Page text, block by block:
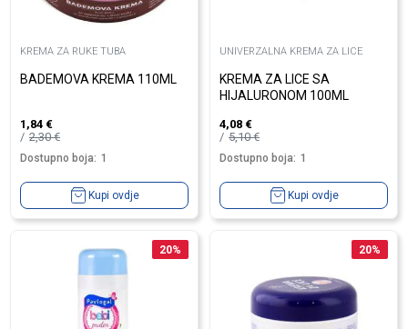
KREMA ZA RUKE TUBA
BADEMOVA KREMA 110ML
1,84 €
2,30€
Dostupno boja: 1
Kupi ovdje
UNIVERZALNA KREMA ZA LICE
KREMA ZA LICE SA
HIJALURONOM 100ML
4,08 €
5,10€
Dostupno boja: 1
Kupi ovdje
20% 20%